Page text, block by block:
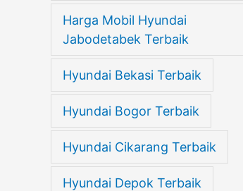
Harga Mobil Hyundai
Jabodetabek Terbaik
Hyundai Bekasi Terbaik
Hyundai Bogor Terbaik
Hyundai Cikarang Terbaik
Hyundai Depok Terbaik